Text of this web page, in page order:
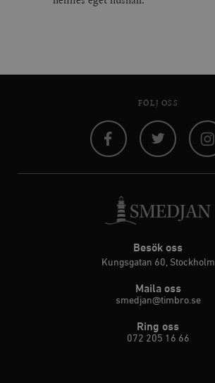
FÖLJ OSS
Besök oss
Kungsgatan 60, Stockholm
Maila oss
smedjan@timbro.se
Ring oss
072 205 16 66